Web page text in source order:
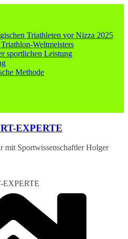
Triathleten vor Nizza 2025
Weltmeisters
sportlichen Leistung
Methode
EXPERTE
mit Sportwissenschaftler Holger